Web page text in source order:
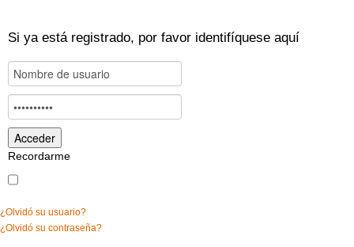
Si ya está registrado, por favor identifíquese aquí
Recordarme
¿Olvidó su usuario?
¿Olvidó su contraseña?